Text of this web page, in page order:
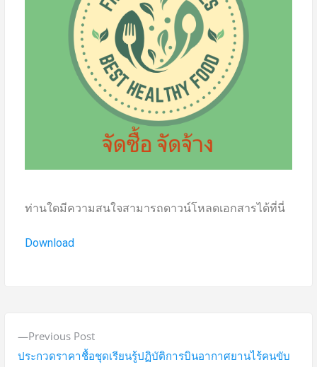
ท่านใดมีความสนใจสามารถดาวน์โหลดเอกสารได้ที่นี่
Download
Previous Post
ประกวดราคาชื้อชุดเรียนรู้ปฏิบัติการบินอากาศยานไร้คนขับ